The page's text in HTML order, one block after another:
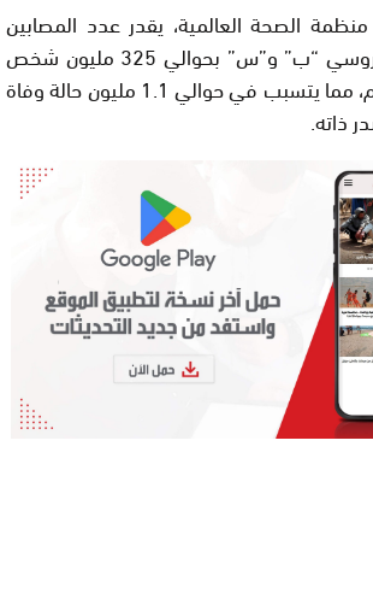
الصحة العالمية، يقدر عدد المصابين
بالالتهاب الكبد الفيروسي “ب” و”س” بحوالي 325 مليون شخص
في جميع أنحاء العالم، مما يتسبب في حوالي 1.1 مليون حالة وفاة
ذاته.